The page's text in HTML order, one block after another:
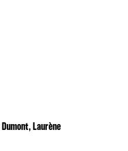
Laurène